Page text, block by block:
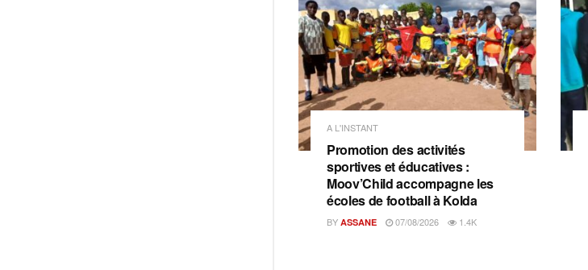
A L'INSTANT
Promotion des activités
sportives et éducatives :
Moov’Child accompagne les
écoles de football à Kolda
BY ASSANE 07/08/2026 1.4K